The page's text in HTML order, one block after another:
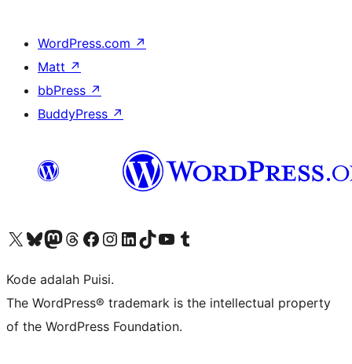
WordPress.com ↗
Matt ↗
bbPress ↗
BuddyPress ↗
Kunjungi akun X (sebelumnya Twitter) kamiVisit our Bluesky account
Kunjungi akun Mastodon kami
Visit our Threads account
Kunjungi halaman Facebook kamiKunjungi akun Instagram kamiKunjungi akun LinkedIn kami
Visit our TikTok account
Kunjungi channel YouTube kamiVisit our Tumblr account
Kode adalah Puisi.
The WordPress® trademark is the intellectual property
of the WordPress Foundation.